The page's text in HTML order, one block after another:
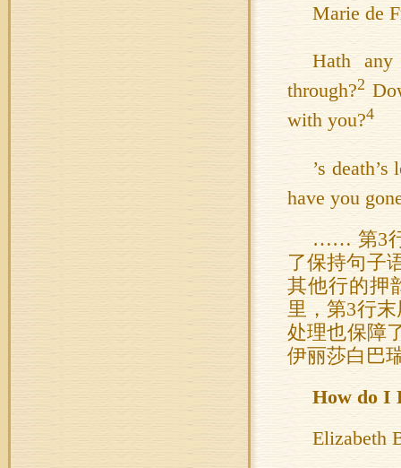
Marie de
Hath
through?2
with you?4
’s
have you
…… 第3
了保持句子
其他行的押
里，第3行
处理也保障
伊丽莎白巴
How do I
Elizabeth